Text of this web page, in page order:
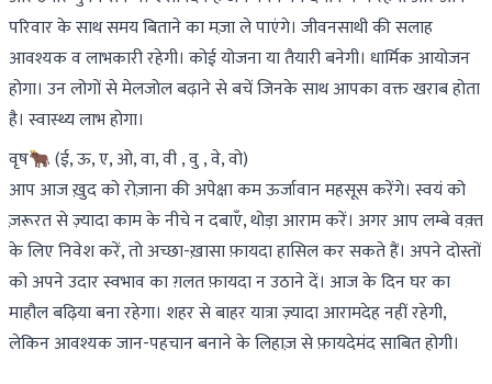
परिवार के साथ समय बिताने का मज़ा ले पाएंगे। जीवनसाथी की सलाह
आवश्यक व लाभकारी रहेगी। कोई योजना या तैयारी बनेगी। धार्मिक आयोजन
होगा। उन लोगों से मेलजोल बढ़ाने से बचें जिनके साथ आपका वक्त खराब होता
है। स्वास्थ्य लाभ होगा।
वृष🐂 (ई, ऊ, ए, ओ, वा, वी , वु , वे, वो)
आप आज ख़ुद को रोज़ाना की अपेक्षा कम ऊर्जावान महसूस करेंगे। स्वयं को
ज़रूरत से ज़्यादा काम के नीचे न दबाएँ, थोड़ा आराम करें। अगर आप लम्बे वक़्त
के लिए निवेश करें, तो अच्छा-ख़ासा फ़ायदा हासिल कर सकते हैं। अपने दोस्तों
को अपने उदार स्वभाव का ग़लत फ़ायदा न उठाने दें। आज के दिन घर का
माहौल बढ़िया बना रहेगा। शहर से बाहर यात्रा ज़्यादा आरामदेह नहीं रहेगी,
लेकिन आवश्यक जान-पहचान बनाने के लिहाज़ से फ़ायदेमंद साबित होगी।